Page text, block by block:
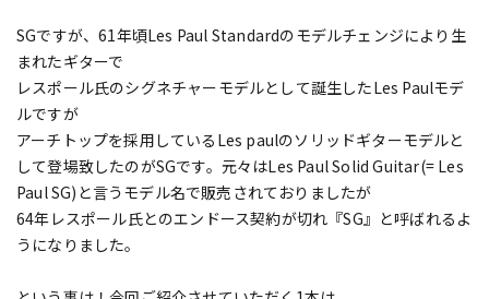
SGですが、61年頃Les Paul Standardのモデルチェンジにより生
まれたギターで
レスポール氏のシグネチャーモデルとして誕生したLes Paulモデ
ルですが
アーチトップを採用しているLes paulのソリッドギターモデルと
して登場致したのがSGです。元々はLes Paul Solid Guitar(= Les
Paul SG)と言うモデル名で販売されておりましたが
64年レスポール氏とのエンドース契約が切れ『SG』と呼ばれるよ
うになりました。